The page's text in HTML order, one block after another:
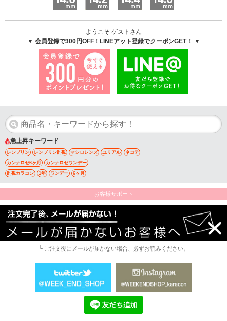
ようこそ ゲストさん
▼ 会員登録で300円OFF！LINEアット登録でクーポンGET！ ▼
急上昇キーワード
レンブリン レンブリン乱視 マシロレンズ ユリアル ネコテ
カンナロゼ6ヶ月 カンナロゼワンデー
乱視カラコン 1年 ワンデー 6ヶ月
お客様サポート
└ ご注文後にメールが届かない場合、必ずお読みください。